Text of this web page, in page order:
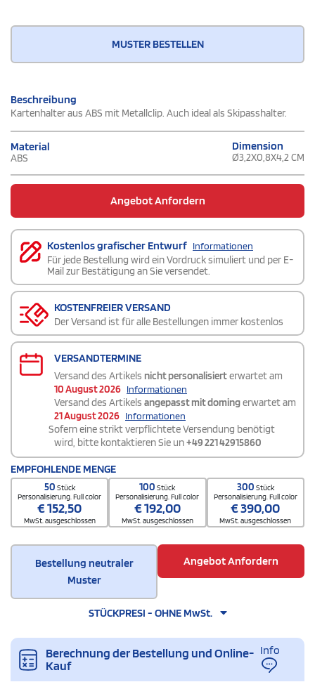
MUSTER BESTELLEN
Beschreibung
Kartenhalter aus ABS mit Metallclip. Auch ideal als Skipasshalter.
Material
ABS
Dimension
Ø3,2X0,8X4,2 CM
Angebot Anfordern
Kostenlos grafischer Entwurf Informationen
Für jede Bestellung wird ein Vordruck simuliert und per E-
Mail zur Bestätigung an Sie versendet.
KOSTENFREIER VERSAND
Der Versand ist für alle Bestellungen immer kostenlos
VERSANDTERMINE
Versand des Artikels nicht personalisierterwartet am
10 August 2026 Informationen
Versand des Artikels angepasst mit domingerwartet am
21 August 2026 Informationen
Sofern eine strikt verpflichtete Versendung benötigt
wird, bitte kontaktieren Sie un+49 221 42915860
EMPFOHLENDE MENGE
50 Stück
Personalisierung. Full color
€152,50
MwSt. ausgeschlossen
100Stück
Personalisierung. Full color
€192,00
MwSt. ausgeschlossen
300 Stück
Personalisierung. Full color
€390,00
MwSt. ausgeschlossen
Bestellung neutraler
Muster
Angebot Anfordern
STÜCKPRESI - OHNE MwSt.
Berechnung der Bestellung und Online-
Kauf
Info